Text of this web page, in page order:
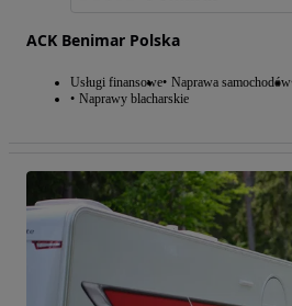
ACK Benimar Polska
Usługi finansowe Naprawa samochodów
Naprawy blacharskie